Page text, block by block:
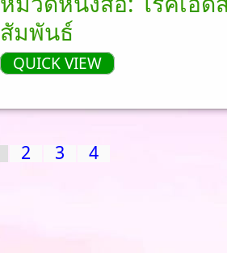
สัมพันธ์
QUICK VIEW
2 3 4